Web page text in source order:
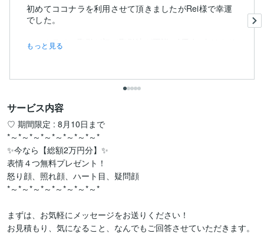
初めてココナラを利用させて頂きましたがRei様で幸運
でした。
ココナラでの取引が初／取引法が不詳／VTube向けクリ
エ...
もっと見る
サービス内容
♡ 期間限定 : 8月10日まで
*～*～*～*～*～*～*～*～*
✨今なら【総額2万円分】✨
表情４つ無料プレゼント！
怒り顔、照れ顔、ハート目、疑問顔
*～*～*～*～*～*～*～*～*
まずは、お気軽にメッセージをお送りください！
お見積もり、気になること、なんでもご回答させていただきます。